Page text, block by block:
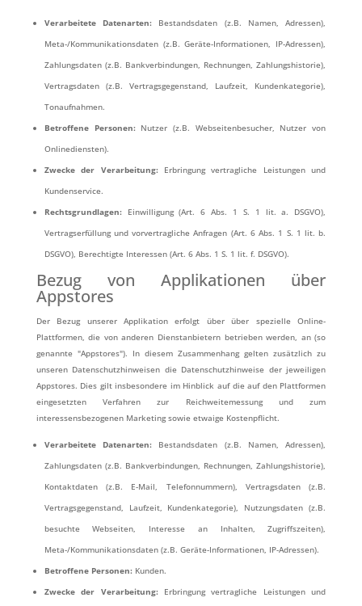
Verarbeitete Datenarten: Bestandsdaten (z.B. Namen, Adressen),
Meta-/Kommunikationsdaten (z.B. Geräte-Informationen, IP-Adressen),
Zahlungsdaten (z.B. Bankverbindungen, Rechnungen, Zahlungshistorie),
Vertragsdaten (z.B. Vertragsgegenstand, Laufzeit, Kundenkategorie),
Tonaufnahmen.
Betroffene Personen:Nutzer (z.B. Webseitenbesucher, Nutzer von
Onlinediensten).
Zwecke der Verarbeitung:Erbringung vertragliche Leistungen und
Kundenservice.
Rechtsgrundlagen:Einwilligung (Art. 6 Abs. 1 S. 1 lit. a. DSGVO),
Vertragserfüllung und vorvertragliche Anfragen (Art. 6 Abs. 1 S. 1 lit. b.
DSGVO), Berechtigte Interessen (Art. 6 Abs. 1 S. 1 lit. f. DSGVO).
Bezug von Applikationen über
Appstores
Der Bezug unserer Applikation erfolgt über über spezielle Online-
Plattformen, die von anderen Dienstanbietern betrieben werden, an (so
genannte "Appstores"). In diesem Zusammenhang gelten zusätzlich zu
unseren Datenschutzhinweisen die Datenschutzhinweise der jeweiligen
Appstores. Dies gilt insbesondere im Hinblick auf die auf den Plattformen
eingesetzten Verfahren zur Reichweitemessung und zum
interessensbezogenen Marketing sowie etwaige Kostenpflicht.
Verarbeitete Datenarten: Bestandsdaten (z.B. Namen, Adressen),
Zahlungsdaten (z.B. Bankverbindungen, Rechnungen, Zahlungshistorie),
Kontaktdaten (z.B. E-Mail, Telefonnummern), Vertragsdaten (z.B.
Vertragsgegenstand, Laufzeit, Kundenkategorie), Nutzungsdaten (z.B.
besuchte Webseiten, Interesse an Inhalten, Zugriffszeiten),
Meta-/Kommunikationsdaten (z.B. Geräte-Informationen, IP-Adressen).
Betroffene Personen:Kunden.
Zwecke der Verarbeitung:Erbringung vertragliche Leistungen und